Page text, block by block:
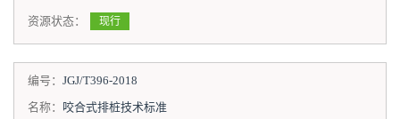
资源状态： 现行
编号： JGJ/T396-2018
名称： 咬合式排桩技术标准